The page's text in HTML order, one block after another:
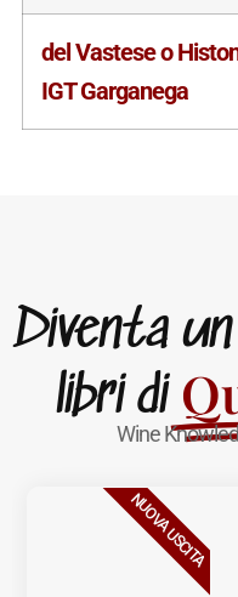
del Vastese o
IGT Garganega
Diventa
libri di
Wine
NUOVA USCITA